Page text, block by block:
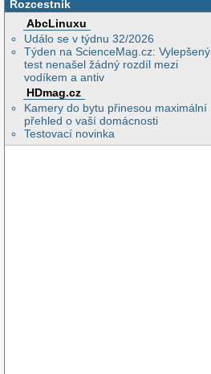
Rozcestník
AbcLinuxu
Událo se v týdnu 32/2026
Týden na ScienceMag.cz: Vylepšený
test nenašel žádný rozdíl mezi
vodíkem a antiv
HDmag.cz
Kamery do bytu přinesou maximální
přehled o vaší domácnosti
Testovací novinka